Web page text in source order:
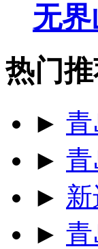
无
热门
►
►
►
► 青